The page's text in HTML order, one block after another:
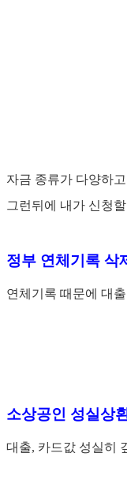
자금 종류가 다양하
그런뒤에 내가 신청
정부 연체기록 삭
연체기록 때문에 대
소상공인 성실상
대출, 카드값 성실히